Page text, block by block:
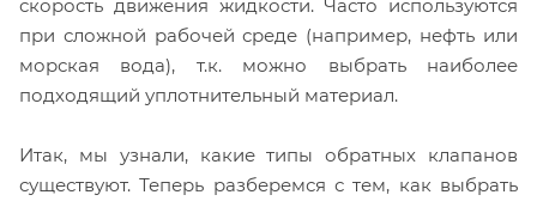
скорость движения жидкости. Часто используются
при сложной рабочей среде (например, нефть или
морская вода), т.к. можно выбрать наиболее
подходящий уплотнительный материал.
Итак, мы узнали, какие типы обратных клапанов
существуют. Теперь разберемся с тем, как выбрать